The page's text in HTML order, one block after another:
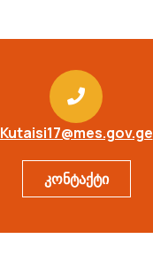
Kutaisi17@mes.gov.ge
კონტაქტი